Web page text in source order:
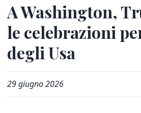
A Washington,
le celebrazioni
degli Usa
29 giugno 2026